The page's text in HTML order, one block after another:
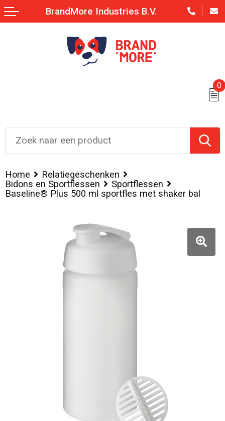
0
BrandMore Industries B.V.
Home
Relatiegeschenken
Bidons en Sportflessen
Sportflessen
Baseline® Plus 500 ml sportfles met shaker bal